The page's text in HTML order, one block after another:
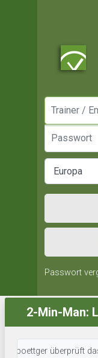
Passwort
2-Min-Man:
überprüft das